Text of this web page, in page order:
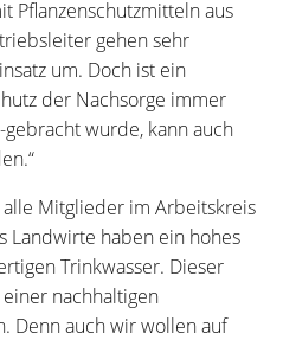
Pflanzenschutzmitteln aus
gehen sehr
um. Doch ist ein
der Nachsorge immer
wurde, kann auch
Mitglieder im Arbeitskreis
Landwirte haben ein hohes
Trinkwasser. Dieser
nachhaltigen
Denn auch wir wollen auf